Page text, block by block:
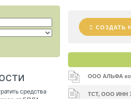
СОЗДАТЬ
ООО АЛЬФА
ТСТ, ООО ИНН